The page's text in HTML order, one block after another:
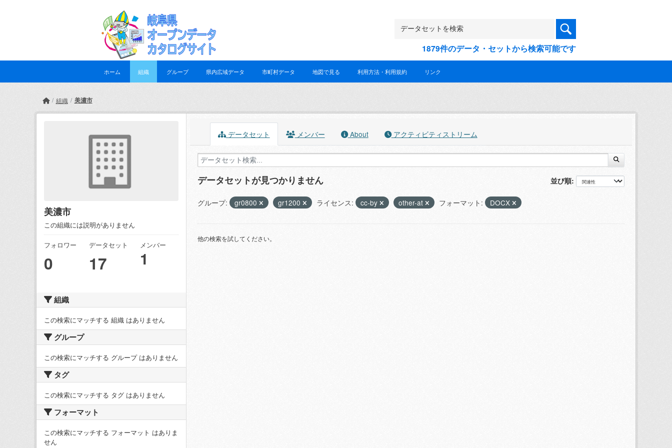
1879件のデータ・セットから検索可能です
ホーム 組織 グループ 県内広域データ 市町村データ 地図で見る 利用方法・利用規約 リンク
組織 美濃市
美濃市
この組織には説明がありません
フォロワー
0
データセット
17
メンバー
1
組織
この検索にマッチする 組織 はありません
グループ
この検索にマッチする グループ はありません
タグ
この検索にマッチする タグ はありません
フォーマット
この検索にマッチする フォーマット はありま
せん
データセット メンバー About アクティビティストリーム
並び順
データセットが見つかりません
グループ: gr0800 gr1200 ライセンス: cc-by other-at フォーマット: DOCX
他の検索を試してください。